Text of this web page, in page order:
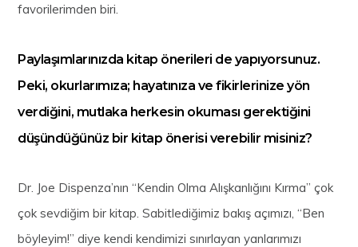
favorilerimden biri.
Paylaşımlarınızda kitap önerileri de yapıyorsunuz.
Peki, okurlarımıza; hayatınıza ve fikirlerinize yön
verdiğini, mutlaka herkesin okuması gerektiğini
düşündüğünüz bir kitap önerisi verebilir misiniz?
Dr. Joe Dispenza’nın “Kendin Olma Alışkanlığını Kırma” çok
çok sevdiğim bir kitap. Sabitlediğimiz bakış açımızı, “Ben
böyleyim!” diye kendi kendimizi sınırlayan yanlarımızı